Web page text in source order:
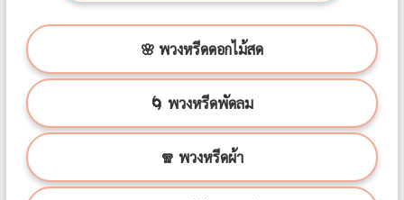
🌸 พวงหรีดดอกไม้สด
🌀 พวงหรีดพัดลม
🧣 พวงหรีดผ้า